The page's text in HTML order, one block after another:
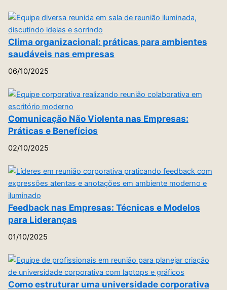
Clima organizacional: práticas para ambientes
saudáveis nas empresas
06/10/2025
Comunicação Não Violenta nas Empresas:
Práticas e Benefícios
02/10/2025
Feedback nas Empresas: Técnicas e Modelos
para Lideranças
01/10/2025
Como estruturar uma universidade corporativa